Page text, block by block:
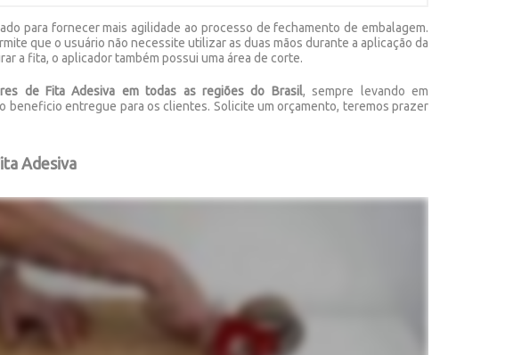
para fornecer mais agilidade ao processo de fechamento de embalagem.
que o usuário não necessite utilizar as duas mãos durante a aplicação da
a fita, o aplicador também possui uma área de corte.
de Fita Adesiva em todas as regiões do Brasil, sempre levando em
beneficio entregue para os clientes. Solicite um orçamento, teremos prazer
Adesiva